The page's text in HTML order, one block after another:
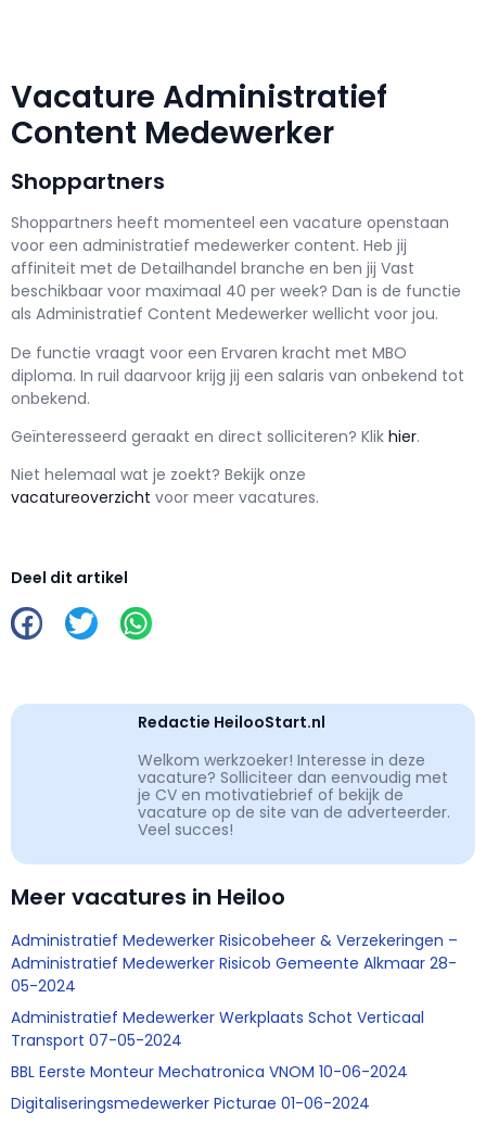
Vacature Administratief
Content Medewerker
Shoppartners
Shoppartners heeft momenteel een vacature openstaan
voor een administratief medewerker content. Heb jij
affiniteit met de Detailhandel branche en ben jij Vast
beschikbaar voor maximaal 40 per week? Dan is de functie
als Administratief Content Medewerker wellicht voor jou.
De functie vraagt voor een Ervaren kracht met MBO
diploma. In ruil daarvoor krijg jij een salaris van onbekend tot
onbekend.
Geïnteresseerd geraakt en direct solliciteren? Klik hier.
Niet helemaal wat je zoekt? Bekijk onze
vacatureoverzicht voor meer vacatures.
Deel dit artikel
Redactie HeilooStart.nl
Welkom werkzoeker! Interesse in deze
vacature? Solliciteer dan eenvoudig met
je CV en motivatiebrief of bekijk de
vacature op de site van de adverteerder.
Veel succes!
Meer vacatures in Heiloo
Administratief Medewerker Risicobeheer & Verzekeringen –
Administratief Medewerker Risicob Gemeente Alkmaar 28-
05-2024
Administratief Medewerker Werkplaats Schot Verticaal
Transport 07-05-2024
BBL Eerste Monteur Mechatronica VNOM 10-06-2024
Digitaliseringsmedewerker Picturae 01-06-2024